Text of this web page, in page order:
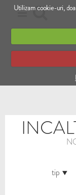
Utilizam cookie-uri,
tip